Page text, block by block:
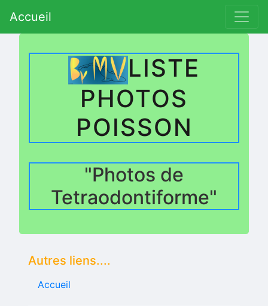
Accueil
LISTE
PHOTOS
POISSON
"Photos de
Tetraodontiforme"
Autres liens....
Accueil